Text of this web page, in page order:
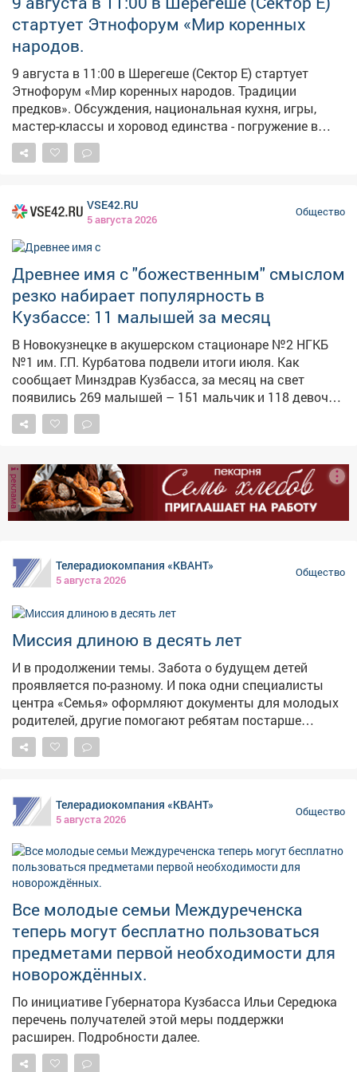
стартует Этнофорум «Мир коренных
народов.
9 августа в 11:00 в Шерегеше (Сектор Е) стартует
Этнофорум «Мир коренных народов. Традиции
предков». Обсуждения, национальная кухня, игры,
мастер-классы и хоровод единства - погружение в
культуру гарантировано! Слышите зов предков?
Приезжайте!
VSE42.RU
5 августа 2026
Общество
Древнее имя с "божественным" смыслом
резко набирает популярность в
Кузбассе: 11 малышей за месяц
В Новокузнецке в акушерском стационаре №2 НГКБ
№1 им. Г.П. Курбатова подвели итоги июля. Как
сообщает Минздрав Кузбасса, за месяц на свет
появились 269 малышей – 151 мальчик и 118 девочек.
Среди новорождённых мальчиков абсолютным
лидером по популярности стало имя Михаил – его
слухи о том, что имя Миша выходит из моды, сильно
преувеличены. Наоборот, оно стремительно набирает
популярность. Врачи и сотрудники роддома
поздравили все семьи с пополнением и пожелали
месяц в роддоме приняли 269 новорождённых, что
стало одним из самых высоких показателей в этом
году.
реклама
Телерадиокомпания «КВАНТ»
5 августа 2026
Общество
Миссия длиною в десять лет
И в продолжении темы. Забота о будущем детей
проявляется по-разному. И пока одни специалисты
центра «Семья» оформляют документы для молодых
родителей, другие помогают ребятам постарше
обрести то, что нельзя купить в магазине, -
уверенность в себе.
Телерадиокомпания «КВАНТ»
5 августа 2026
Общество
Все молодые семьи Междуреченска
теперь могут бесплатно пользоваться
предметами первой необходимости для
новорождённых.
По инициативе Губернатора Кузбасса Ильи Середюка
перечень получателей этой меры поддержки
расширен. Подробности далее.